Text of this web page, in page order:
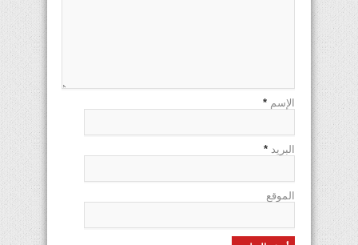
الإسم *
البريد *
الموقع